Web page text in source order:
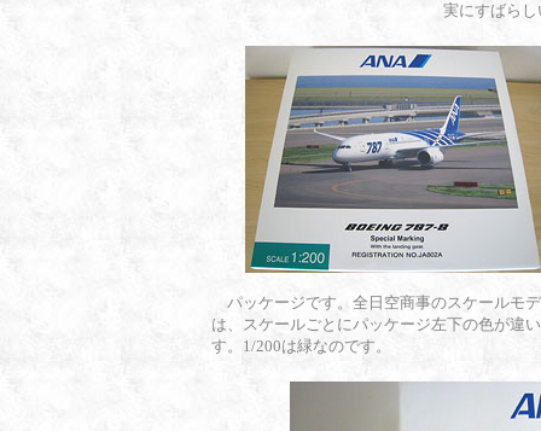
実にすばら
パッケージです。全日空商事のスケールモ
は、スケールごとにパッケージ左下の色が違
す。1/200は緑なのです。